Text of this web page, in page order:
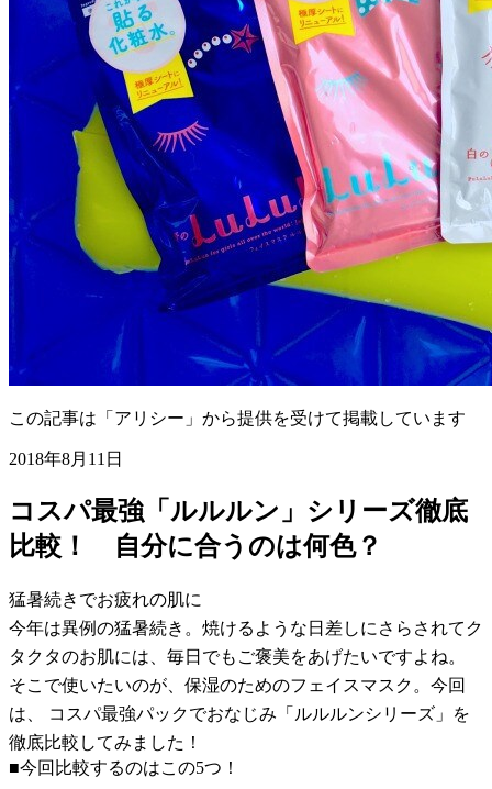
この記事は「アリシー」から提供を受けて掲載しています
2018年8月11日
コスパ最強「ルルルン」シリーズ徹底
比較！ 自分に合うのは何色？
猛暑続きでお疲れの肌に
今年は異例の猛暑続き。焼けるような日差しにさらされてク
タクタのお肌には、毎日でもご褒美をあげたいですよね。
そこで使いたいのが、保湿のためのフェイスマスク。今回
は、 コスパ最強パックでおなじみ「ルルルンシリーズ」を
徹底比較してみました！
■今回比較するのはこの5つ！